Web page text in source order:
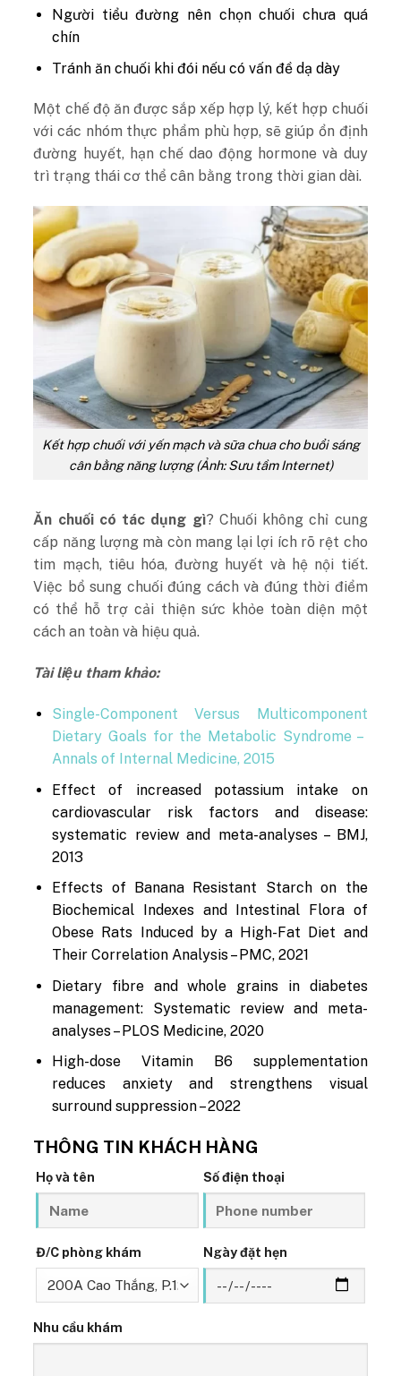
Người tiểu đường nên chọn chuối chưa quá
chín
Tránh ăn chuối khi đói nếu có vấn đề dạ dày
Một chế độ ăn được sắp xếp hợp lý, kết hợp chuối
với các nhóm thực phẩm phù hợp, sẽ giúp ổn định
đường huyết, hạn chế dao động hormone và duy
trì trạng thái cơ thể cân bằng trong thời gian dài.
Kết hợp chuối với yến mạch và sữa chua cho buổi sáng
cân bằng năng lượng (Ảnh: Sưu tầm Internet)
Ăn chuối có tác dụng gì? Chuối không chỉ cung
cấp năng lượng mà còn mang lại lợi ích rõ rệt cho
tim mạch, tiêu hóa, đường huyết và hệ nội tiết.
Việc bổ sung chuối đúng cách và đúng thời điểm
có thể hỗ trợ cải thiện sức khỏe toàn diện một
cách an toàn và hiệu quả.
Tài liệu tham khảo:
Single-Component Versus Multicomponent
Dietary Goals for the Metabolic Syndrome –
Annals of Internal Medicine, 2015
Effect of increased potassium intake on
cardiovascular risk factors and disease:
systematic review and meta-analyses – BMJ,
2013
Effects of Banana Resistant Starch on the
Biochemical Indexes and Intestinal Flora of
Obese Rats Induced by a High-Fat Diet and
Their Correlation Analysis – PMC, 2021
Dietary fibre and whole grains in diabetes
management: Systematic review and meta-
analyses – PLOS Medicine, 2020
High-dose Vitamin B6 supplementation
reduces anxiety and strengthens visual
surround suppression – 2022
THÔNG TIN KHÁCH HÀNG
Họ và tên Số điện thoại
Đ/C phòng khám Ngày đặt hẹn
Nhu cầu khám